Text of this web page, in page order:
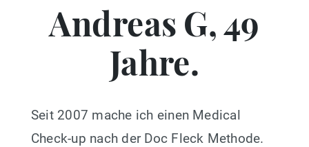
Andreas G, 49
Jahre.
Seit 2007 mache ich einen Medical
Check-up nach der Doc Fleck Methode.